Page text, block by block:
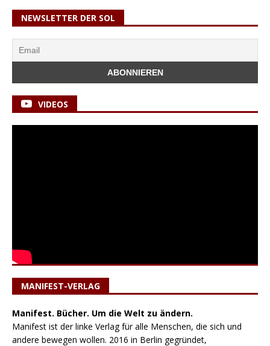
NEWSLETTER DER SOL
VIDEOS
MANIFEST-VERLAG
Manifest. Bücher. Um die Welt zu ändern.
Manifest ist der linke Verlag für alle Menschen, die sich und
andere bewegen wollen. 2016 in Berlin gegründet,